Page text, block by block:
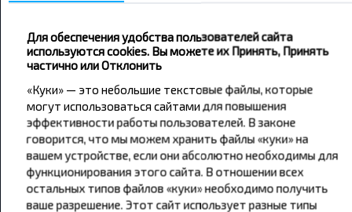
другие интересные предложения INFOBUS.
путешествуй с нами дешевле!
Подписаться
Для обеспечения удобства пользователей сайта
используются cookies. Вы можете их Принять, Принять
частично или Отклонить
«Куки» — это небольшие текстовые файлы, которые
могут использоваться сайтами для повышения
эффективности работы пользователей. В законе
говорится, что мы можем хранить файлы «куки» на
вашем устройстве, если они абсолютно необходимы для
функционирования этого сайта. В отношении всех
остальных типов файлов «куки» необходимо получить
ваше разрешение. Этот сайт использует разные типы